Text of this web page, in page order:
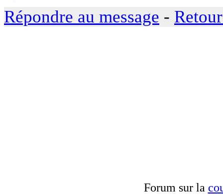
Répondre au message -
Forum sur la